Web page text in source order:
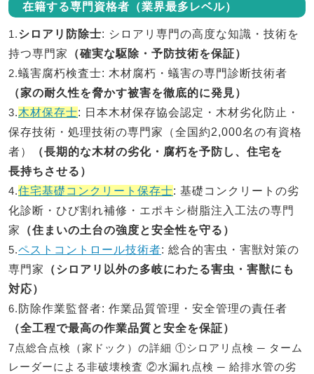
在籍する専門資格者（業界最多レベル）
1.シロアリ防除士: シロアリ専門の高度な知識・技術を
持つ専門家
（確実な駆除・予防技術を保証）
2.蟻害腐朽検査士: 木材腐朽・蟻害の専門診断技術者
（家の耐久性を脅かす被害を徹底的に発見）
3.木材保存士: 日本木材保存協会認定・木材劣化防止・
保存技術・処理技術の専門家（全国約2,000名の有資格
者）
（長期的な木材の劣化・腐朽を予防し、住宅を
長持ちさせる）
4.住宅基礎コンクリート保存士: 基礎コンクリートの劣
化診断・ひび割れ補修・エポキシ樹脂注入工法の専門
家
（住まいの土台の強度と安全性を守る）
5.ペストコントロール技術者: 総合的害虫・害獣対策の
専門家
（シロアリ以外の多岐にわたる害虫・害獣にも
対応）
6. 防除作業監督者: 作業品質管理・安全管理の責任者
（全工程で最高の作業品質と安全を保証）
7点総合点検（家ドック）の詳細 ①シロアリ点検 ─ ターム
レーダーによる非破壊検査 ②水漏れ点検 ─ 給排水管の劣